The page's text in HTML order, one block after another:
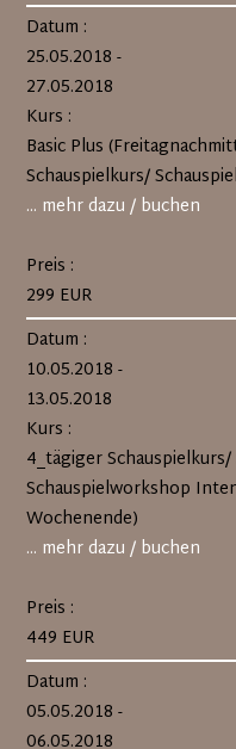
Datum :
25.05.2018 -
27.05.2018
Kurs :
Basic Plus
Schauspielkurs/
... mehr dazu / buchen
Preis :
299 EUR
Datum :
10.05.2018 -
13.05.2018
Kurs :
4_tägiger
Schauspielworkshop
Wochenende)
... mehr dazu / buchen
Preis :
449 EUR
Datum :
05.05.2018 -
06.05.2018